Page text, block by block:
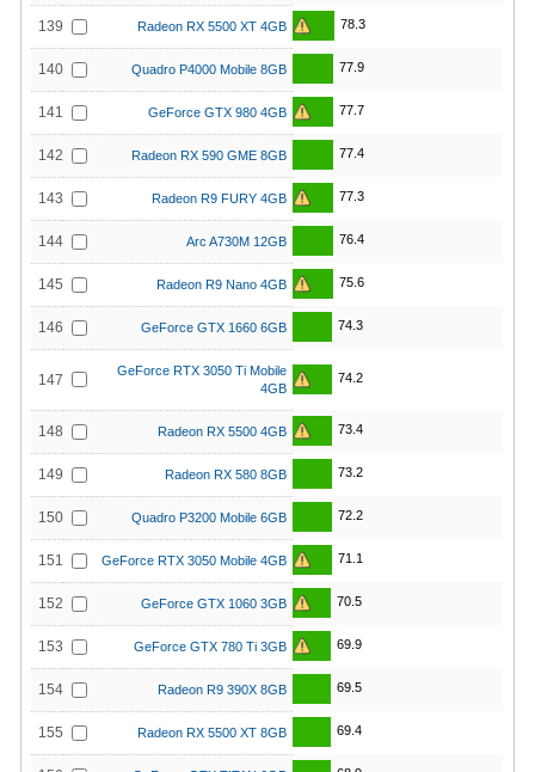
139 Radeon RX 5500 XT 4GB 78.3
140 Quadro P4000 Mobile 8GB 77.9
141 GeForce GTX 980 4GB 77.7
142 Radeon RX 590 GME 8GB 77.4
143 Radeon R9 FURY 4GB 77.3
144 Arc A730M 12GB 76.4
145 Radeon R9 Nano 4GB 75.6
146 GeForce GTX 1660 6GB 74.3
147
GeForce RTX 3050 Ti Mobile
4GB
74.2
148 Radeon RX 5500 4GB 73.4
149 Radeon RX 580 8GB 73.2
150 Quadro P3200 Mobile 6GB 72.2
151 GeForce RTX 3050 Mobile 4GB 71.1
152 GeForce GTX 1060 3GB 70.5
153 GeForce GTX 780 Ti 3GB 69.9
154 Radeon R9 390X 8GB 69.5
155 Radeon RX 5500 XT 8GB 69.4